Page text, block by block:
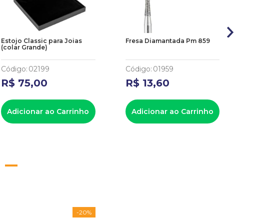
Estojo Classic para Joias
(colar Grande)
Código: 02199
R$ 75,00
Adicionar ao Carrinho
Fresa Diamantada Pm 859
Código: 01959
R$ 13,60
Adicionar ao Carrinho
-20%